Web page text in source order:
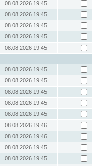
08.08.2026 19:45
08.08.2026 19:45
08.08.2026 19:45
08.08.2026 19:45
08.08.2026 19:45
08.08.2026 19:45
08.08.2026 19:45
08.08.2026 19:45
08.08.2026 19:45
08.08.2026 19:45
08.08.2026 19:46
08.08.2026 19:46
08.08.2026 19:45
08.08.2026 19:45